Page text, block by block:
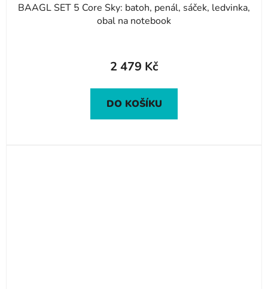
BAAGL SET 5 Core Sky: batoh, penál, sáček, ledvinka,
obal na notebook
2 479 Kč
DO KOŠÍKU